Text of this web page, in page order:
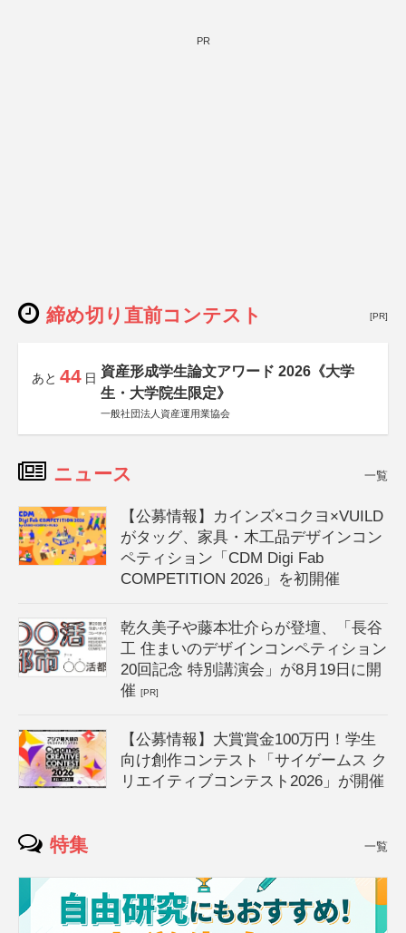
PR
締め切り直前コンテスト [PR]
あと 44 日 資産形成学生論文アワード 2026《大学
生・大学院生限定》
一般社団法人資産運用業協会
ニュース 一覧
【公募情報】カインズ×コクヨ×VUILD
がタッグ、家具・木工品デザインコン
ペティション「CDM Digi Fab
COMPETITION 2026」を初開催
乾久美子や藤本壮介らが登壇、「長谷
工 住まいのデザインコンペティション
20回記念 特別講演会」が8月19日に開
催[PR]
【公募情報】大賞賞金100万円！学生
向け創作コンテスト「サイゲームス ク
リエイティブコンテスト2026」が開催
特集 一覧